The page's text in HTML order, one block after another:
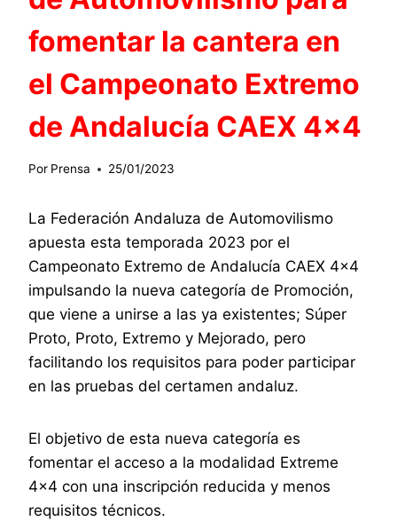
fomentar la cantera en
el Campeonato Extremo
de Andalucía CAEX 4×4
Por Prensa 25/01/2023
La Federación Andaluza de Automovilismo
apuesta esta temporada 2023 por el
Campeonato Extremo de Andalucía CAEX 4×4
impulsando la nueva categoría de Promoción,
que viene a unirse a las ya existentes; Súper
Proto, Proto, Extremo y Mejorado, pero
facilitando los requisitos para poder participar
en las pruebas del certamen andaluz.
El objetivo de esta nueva categoría es
fomentar el acceso a la modalidad Extreme
4×4 con una inscripción reducida y menos
requisitos técnicos.